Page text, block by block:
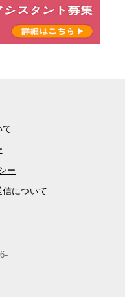
て
ー
について